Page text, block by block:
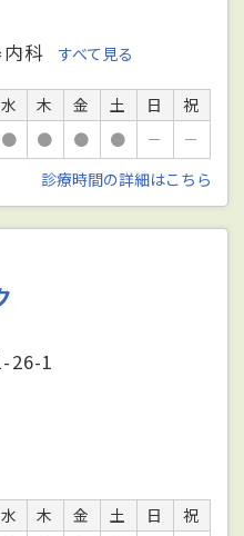
科 すべて見る
水 木 金 土 日
祝
● ● ● ● －
－
診療時間の詳細はこちら
26-1
水 木 金 土 日
祝